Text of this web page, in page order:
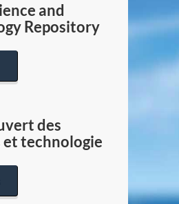
Canada
and
Repository
des
et technologie